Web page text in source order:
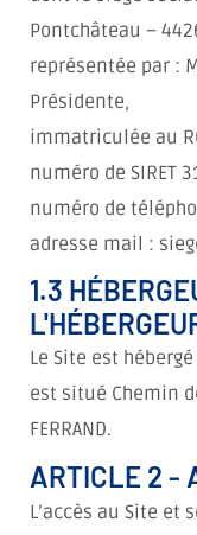
Pontchâteau –
représentée par :
Présidente,
immatriculée au
numéro de SIRET
numéro de
adresse mail :
1.3
Le Site est
est situé Chemin
FERRAND.
ARTICLE 2 -
L’accès au Site